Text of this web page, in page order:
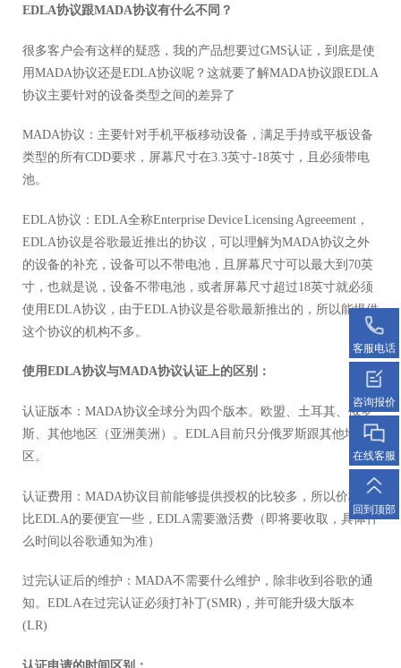
EDLA协议跟MADA协议有什么不同？
很多客户会有这样的疑惑，我的产品想要过GMS认证，到底是使
用MADA协议还是EDLA协议呢？这就要了解MADA协议跟EDLA
协议主要针对的设备类型之间的差异了
MADA协议：主要针对手机平板移动设备，满足手持或平板设备
类型的所有CDD要求，屏幕尺寸在3.3英寸-18英寸，且必须带电
池。
EDLA协议：EDLA全称Enterprise Device Licensing Agreeement，
EDLA协议是谷歌最近推出的协议，可以理解为MADA协议之外
的设备的补充，设备可以不带电池，且屏幕尺寸可以最大到70英
寸，也就是说，设备不带电池，或者屏幕尺寸超过18英寸就必须
使用EDLA协议，由于EDLA协议是谷歌最新推出的，所以能提供
这个协议的机构不多。
使用EDLA协议与MADA协议认证上的区别：
认证版本：MADA协议全球分为四个版本。欧盟、土耳其、俄罗
斯、其他地区（亚洲美洲）。EDLA目前只分俄罗斯跟其他地
区。
认证费用：MADA协议目前能够提供授权的比较多，所以价格相
比EDLA的要便宜一些，EDLA需要激活费（即将要收取，具体什
么时间以谷歌通知为准）
过完认证后的维护：MADA不需要什么维护，除非收到谷歌的通
知。EDLA在过完认证必须打补丁(SMR)，并可能升级大版本
(LR)
客服电话
咨询报价
在线客服
回到顶部